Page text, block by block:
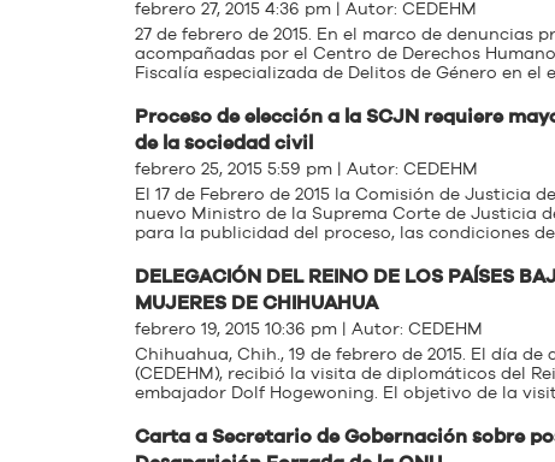
febrero 27, 2015 4:36 pm | Autor: CEDEHM
27 de febrero de 2015. En el marco de
acompañadas por el Centro de Derechos
Fiscalía especializada de Delitos de Género en
Proceso de elección a la SCJN requiere
de la sociedad civil
febrero 25, 2015 5:59 pm | Autor: CEDEHM
El 17 de Febrero de 2015 la Comisión de Justicia
nuevo Ministro de la Suprema Corte de Justicia
para la publicidad del proceso, las condiciones
DELEGACIÓN DEL REINO DE LOS PAÍSES
MUJERES DE CHIHUAHUA
febrero 19, 2015 10:36 pm | Autor: CEDEHM
Chihuahua, Chih., 19 de febrero de 2015. El día
(CEDEHM), recibió la visita de diplomáticos del
embajador Dolf Hogewoning. El objetivo de la
Carta a Secretario de Gobernación sobre